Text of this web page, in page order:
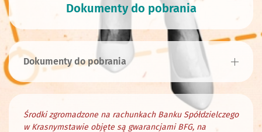
Dokumenty do pobrania
Dokumenty do pobrania
Środki zgromadzone na rachunkach Banku Spółdzielczego
w Krasnymstawie objęte są gwarancjami BFG, na